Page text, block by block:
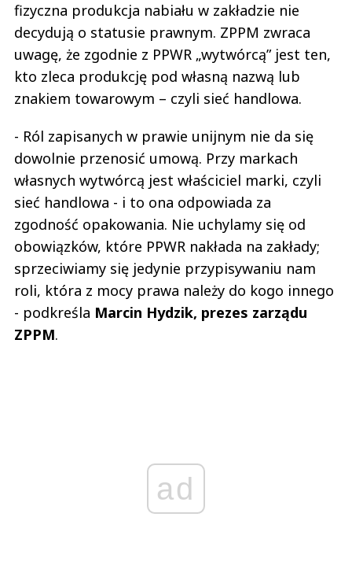
fizyczna produkcja nabiału w zakładzie nie
decydują o statusie prawnym. ZPPM zwraca
uwagę, że zgodnie z PPWR „wytwórcą” jest ten,
kto zleca produkcję pod własną nazwą lub
znakiem towarowym – czyli sieć handlowa.
- Ról zapisanych w prawie unijnym nie da się
dowolnie przenosić umową. Przy markach
własnych wytwórcą jest właściciel marki, czyli
sieć handlowa - i to ona odpowiada za
zgodność opakowania. Nie uchylamy się od
obowiązków, które PPWR nakłada na zakłady;
sprzeciwiamy się jedynie przypisywaniu nam
roli, która z mocy prawa należy do kogo innego
- podkreśla Marcin Hydzik, prezes zarządu
ZPPM.
ad